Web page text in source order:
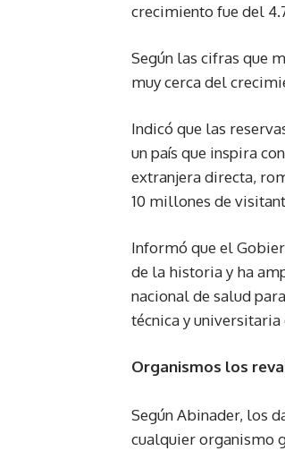
crecimiento fue del
Según las cifras que
muy cerca del
Indicó que las
un país que inspira
extranjera directa,
10 millones de
Informó que el
de la historia y ha
nacional de salud
técnica y universitaria
Organismos los
Según Abinader, los
cualquier organismo